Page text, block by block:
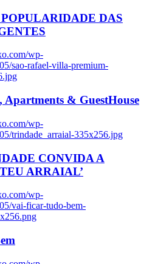
DAS
wp-
sao-rafael-villa-premium-
Apartments & GuestHouse
wp-
trindade_arraial-335x256.jpg
CONVIDA A
ARRAIAL’
wp-
vai-ficar-tudo-bem-